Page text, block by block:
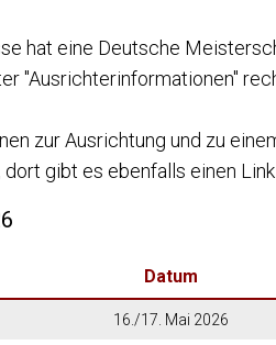
hat eine Deutsche
"Ausrichterinformationen"
zur Ausrichtung und zu
gibt es ebenfalls einen
Datum
16./17. Mai 2026